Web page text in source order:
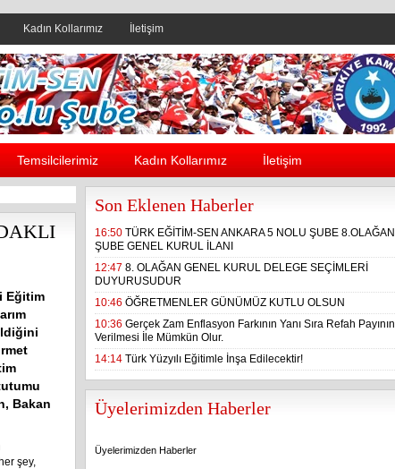
Kadın Kollarımız İletişim
Temsilcilerimiz Kadın Kollarımız İletişim
Eğitim
Bakan
şey,
Son Eklenen Haberler
16:50 TÜRK EĞİTİM-SEN ANKARA 5 NOLU ŞUBE 8.OLAĞAN
ŞUBE GENEL KURUL İLANI
12:47 8. OLAĞAN GENEL KURUL DELEGE SEÇİMLERİ
DUYURUSUDUR
10:46 ÖĞRETMENLER GÜNÜMÜZ KUTLU OLSUN
10:36 Gerçek Zam Enflasyon Farkının Yanı Sıra Refah Payının
Verilmesi İle Mümkün Olur.
14:14 Türk Yüzyılı Eğitimle İnşa Edilecektir!
Üyelerimizden Haberler
Üyelerimizden Haberler